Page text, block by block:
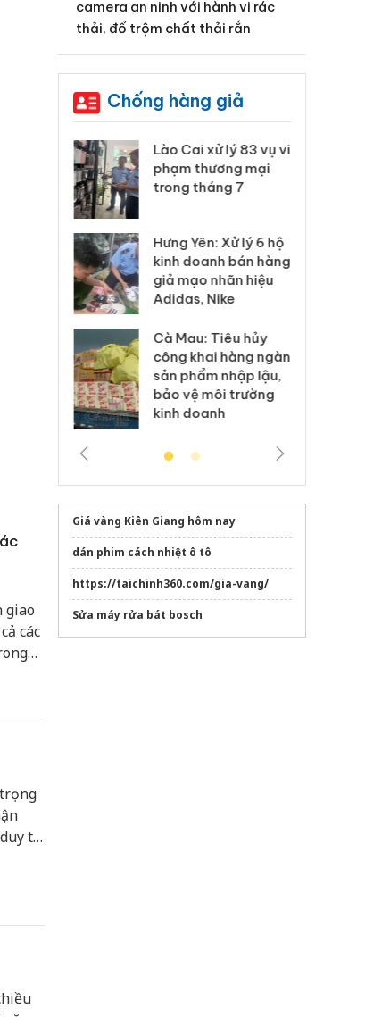
giao
các
trì
camera an ninh với hành vi rác
thải, đổ trộm chất thải rắn
Chống hàng giả
Lào Cai xử lý 83 vụ vi
phạm thương mại
trong tháng 7
Hưng Yên: Xử lý 6 hộ
kinh doanh bán hàng
giả mạo nhãn hiệu
Adidas, Nike
Cà Mau: Tiêu hủy
công khai hàng ngàn
sản phẩm nhập lậu,
bảo vệ môi trường
kinh doanh
Giá vàng Kiên Giang hôm nay
dán phim cách nhiệt ô tô
https://taichinh360.com/gia-vang/
Sửa máy rửa bát bosch